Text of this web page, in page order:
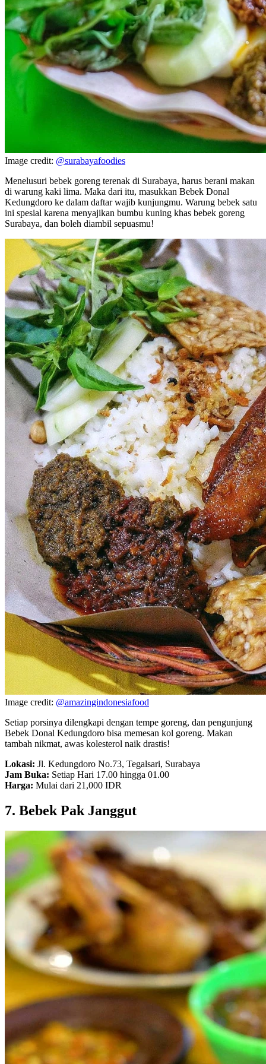
Image credit: @surabayafoodies
Menelusuri bebek goreng terenak di Surabaya, harus berani makan
di warung kaki lima. Maka dari itu, masukkan Bebek Donal
Kedungdoro ke dalam daftar wajib kunjungmu. Warung bebek satu
ini spesial karena menyajikan bumbu kuning khas bebek goreng
Surabaya, dan boleh diambil sepuasmu!
Image credit: @amazingindonesiafood
Setiap porsinya dilengkapi dengan tempe goreng, dan pengunjung
Bebek Donal Kedungdoro bisa memesan kol goreng. Makan
tambah nikmat, awas kolesterol naik drastis!
Lokasi: Jl. Kedungdoro No.73, Tegalsari, Surabaya
Jam Buka: Setiap Hari 17.00 hingga 01.00
Harga: Mulai dari 21,000 IDR
7. Bebek Pak Janggut